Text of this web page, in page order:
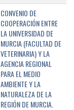
CONVENIO DE
COOPERACIÓN ENTRE
LA UNIVERSIDAD DE
MURCIA (FACULTAD DE
VETERINARIA) Y LA
AGENCIA REGIONAL
PARA EL MEDIO
AMBIENTE Y LA
NATURALEZA DE LA
REGIÓN DE MURCIA.